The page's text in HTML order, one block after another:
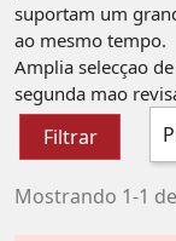
suportam um
ao mesmo tempo.
Amplia selecçao
segunda mao
Filtrar
Mostrando 1-1